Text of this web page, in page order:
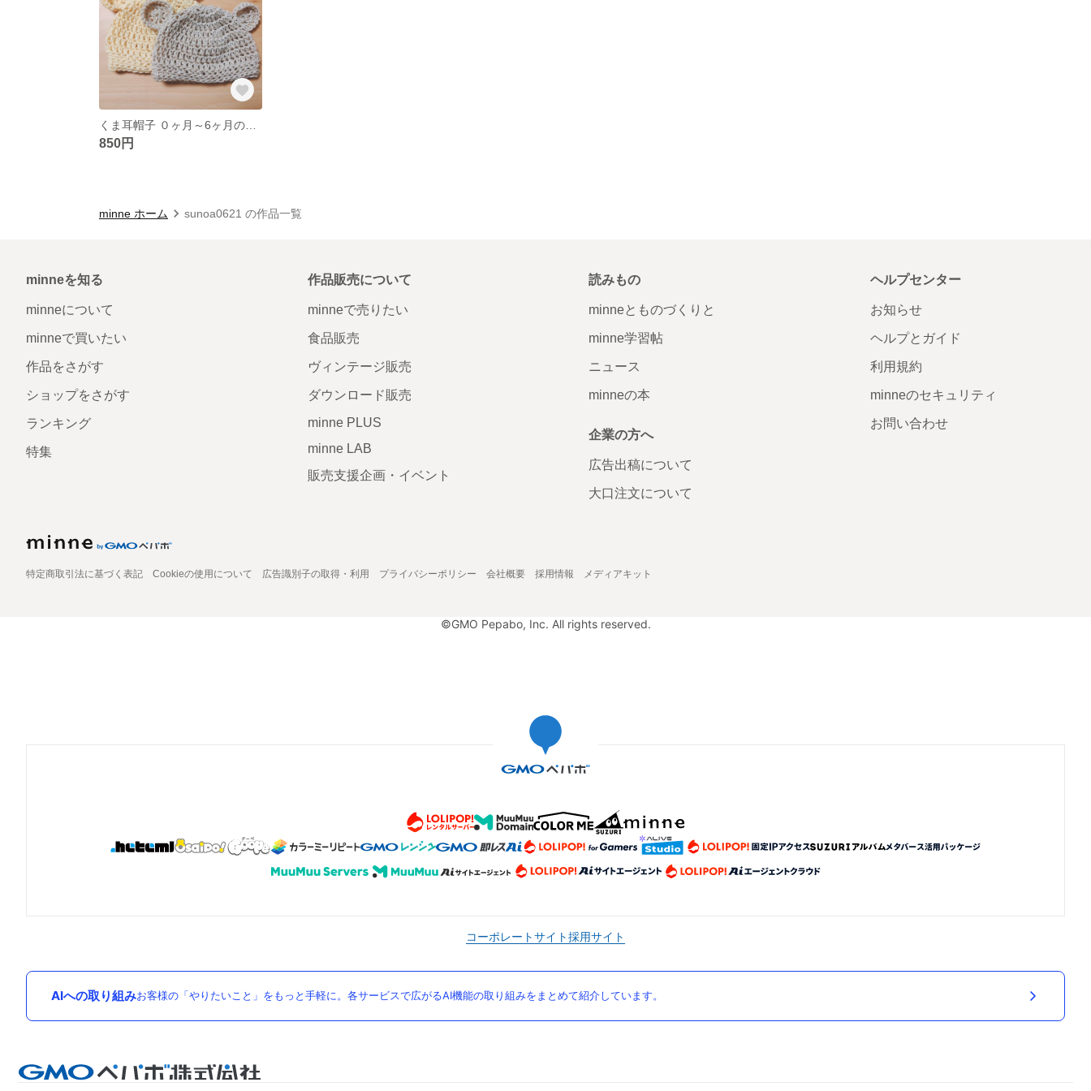
850円
minne ホーム sunoa0621 の作品一覧
minneを知る
minneについて
minneで買いたい
作品をさがす
ショップをさがす
ランキング
特集
作品販売について
minneで売りたい
食品販売
ヴィンテージ販売
ダウンロード販売
minne PLUS
minne LAB
販売支援企画・イベント
読みもの
minneとものづくりと
minne学習帖
ニュース
minneの本
企業の方へ
広告出稿について
大口注文について
ヘルプセンター
お知らせ
ヘルプとガイド
利用規約
minneのセキュリティ
お問い合わせ
特定商取引法に基づく表記 Cookieの使用について 広告識別子の取得・利用 プライバシーポリシー 会社概要 採用情報 メディアキット
©GMO Pepabo, Inc. All rights reserved.
コーポレートサイト採用サイト
AIへの取り組みお客様の「やりたいこと」をもっと手軽に。各サービスで広がるAI機能の取り組みをまとめて紹介しています。